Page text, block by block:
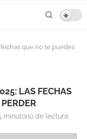
que no te puedes
LAS FECHAS
minuto(s) de lectura